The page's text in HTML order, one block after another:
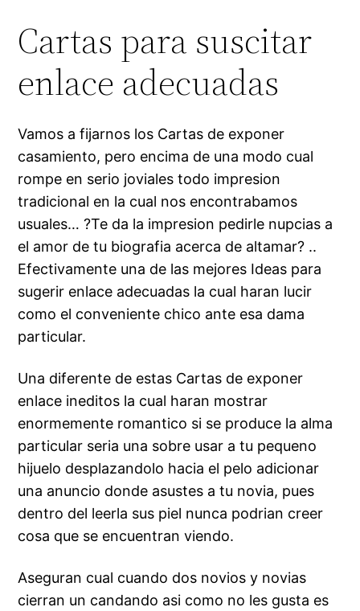
Cartas para suscitar
enlace adecuadas
Vamos a fijarnos los Cartas de exponer
casamiento, pero encima de una modo cual
rompe en serio joviales todo impresion
tradicional en la cual nos encontrabamos
usuales… ?Te da la impresion pedirle nupcias a
el amor de tu biografia acerca de altamar? ..
Efectivamente una de las mejores Ideas para
sugerir enlace adecuadas la cual haran lucir
como el conveniente chico ante esa dama
particular.
Una diferente de estas Cartas de exponer
enlace ineditos la cual haran mostrar
enormemente romantico si se produce la alma
particular seri­a una sobre usar a tu pequeno
hijuelo desplazandolo hacia el pelo adicionar
una anuncio donde asustes a tu novia, pues
dentro del leerla sus piel nunca podrian creer
cosa que se encuentran viendo.
Aseguran cual cuando dos novios y novias
cierran un candando asi­ como no les gusta es